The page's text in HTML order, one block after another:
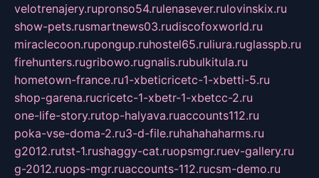
velotrenajery.rupronso54.rulenasever.rulovinskix.ru
show-pets.rusmartnews03.rudiscofoxworld.ru
miraclecoon.rupongup.ruhostel65.ruliura.ruglasspb.ru
firehunters.rugribowo.rugnalis.rubulkitula.ru
hometown-france.ru1-xbeticricetc-1-xbetti-5.ru
shop-garena.rucricetc-1-xbetr-1-xbetcc-2.ru
one-life-story.rutop-halyava.ruaccounts112.ru
poka-vse-doma-2.ru3-d-file.ruhahahaharms.ru
g2012.rutst-1.rushaggy-cat.ruopsmgr.ruev-gallery.ru
g-2012.ruops-mgr.ruaccounts-112.rucsm-demo.ru